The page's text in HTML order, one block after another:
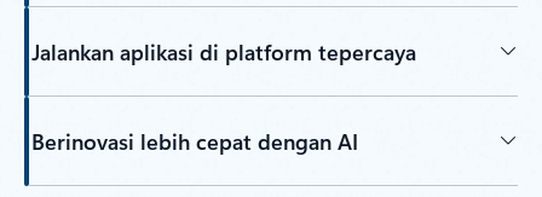
Jalankan aplikasi di platform tepercaya
Berinovasi lebih cepat dengan AI